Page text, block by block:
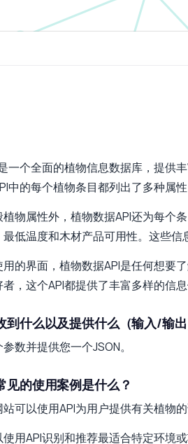
一个全面的植物信息数据库，提供
中的每个植物条目都列出了多种属
物属性外，植物数据API还为每个
低温度和木材产品可用性。这些信
的界面，植物数据API是任何想要
，这个API都提供了丰富多样的信息
到什么以及提供什么（输入/输出
数并提供您一个JSON。
见的使用案例是什么？
可以使用API为用户提供有关植物
用API识别和推荐最适合特定环境或